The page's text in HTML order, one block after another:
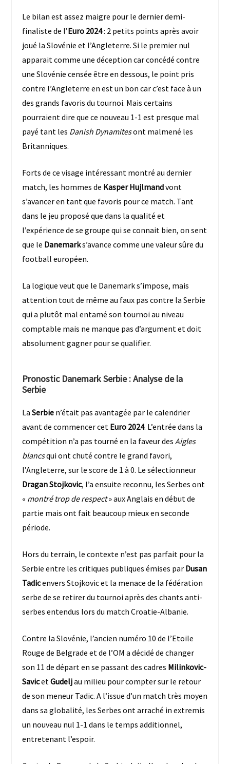
Le bilan est assez maigre pour le dernier demi-
finaliste de l’Euro 2024: 2 petits points après avoir
joué la Slovénie et l’Angleterre. Si le premier nul
apparait comme une déception car concédé contre
une Slovénie censée être en dessous, le point pris
contre l’Angleterre en est un bon car c’est face à un
des grands favoris du tournoi. Mais certains
pourraient dire que ce nouveau 1-1 est presque mal
payé tant les Danish Dynamitesont malmené les
Britanniques.
Forts de ce visage intéressant montré au dernier
match, les hommes de Kasper Hujlmandvont
s’avancer en tant que favoris pour ce match. Tant
dans le jeu proposé que dans la qualité et
l’expérience de se groupe qui se connait bien, on sent
que le Danemarks’avance comme une valeur sûre du
football européen.
La logique veut que le Danemark s’impose, mais
attention tout de même au faux pas contre la Serbie
qui a plutôt mal entamé son tournoi au niveau
comptable mais ne manque pas d’argument et doit
absolument gagner pour se qualifier.
Pronostic Danemark Serbie : Analyse de la
Serbie
La Serbie n’était pas avantagée par le calendrier
avant de commencer cet Euro 2024. L’entrée dans la
compétition n’a pas tourné en la faveur des Aigles
blancsqui ont chuté contre le grand favori,
l’Angleterre, sur le score de 1 à 0. Le sélectionneur
Dragan Stojkovic, l’a ensuite reconnu, les Serbes ont
« montré trop de respect» aux Anglais en début de
partie mais ont fait beaucoup mieux en seconde
période.
Hors du terrain, le contexte n’est pas parfait pour la
Serbie entre les critiques publiques émises par Dusan
Tadicenvers Stojkovic et la menace de la fédération
serbe de se retirer du tournoi après des chants anti-
serbes entendus lors du match Croatie-Albanie.
Contre la Slovénie, l’ancien numéro 10 de l’Etoile
Rouge de Belgrade et de l’OM a décidé de changer
son 11 de départ en se passant des cadres Milinkovic-
Savicet Gudeljau milieu pour compter sur le retour
de son meneur Tadic. A l’issue d’un match très moyen
dans sa globalité, les Serbes ont arraché in extremis
un nouveau nul 1-1 dans le temps additionnel,
entretenant l’espoir.